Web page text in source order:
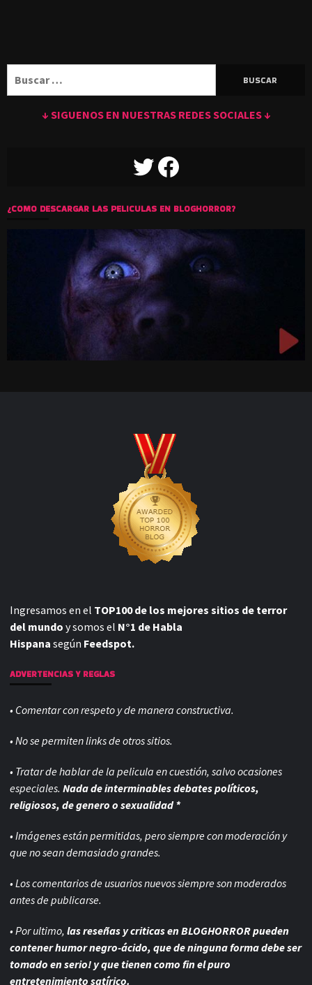
↓ SIGUENOS EN NUESTRAS REDES SOCIALES ↓
TWITTERFACEBOOK
¿COMO DESCARGAR LAS PELICULAS EN BLOGHORROR?
Ingresamos en el TOP100 de los mejores sitios de terror
del mundo y somos el N°1 de Habla
Hispana según Feedspot.
ADVERTENCIAS Y REGLAS
• Comentar con respeto y de manera constructiva.
• No se permiten links de otros sitios.
• Tratar de hablar de la pelicula en cuestión, salvo ocasiones
especiales. Nada de interminables debates políticos,
religiosos, de genero o sexualidad *
• Imágenes están permitidas, pero siempre conmoderación y
que no sean demasiado grandes.
• Los comentarios de usuarios nuevos siempre son moderados
antes de publicarse.
• Por ultimo, las reseñas y criticas en BLOGHORROR pueden
contener humor negro-ácido, que de ninguna forma debe ser
tomado en serio! y que tienen como fin el puro
entretenimiento satírico.